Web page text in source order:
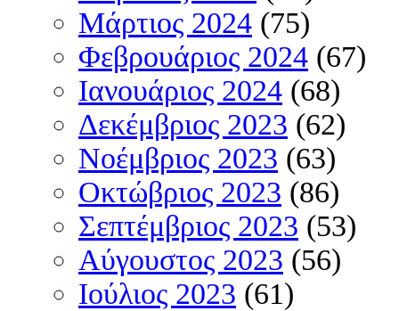
Μάρτιος 2024 (75)
Φεβρουάριος 2024 (67)
Ιανουάριος 2024 (68)
Δεκέμβριος 2023 (62)
Νοέμβριος 2023 (63)
Οκτώβριος 2023 (86)
Σεπτέμβριος 2023 (53)
Αύγουστος 2023 (56)
Ιούλιος 2023 (61)